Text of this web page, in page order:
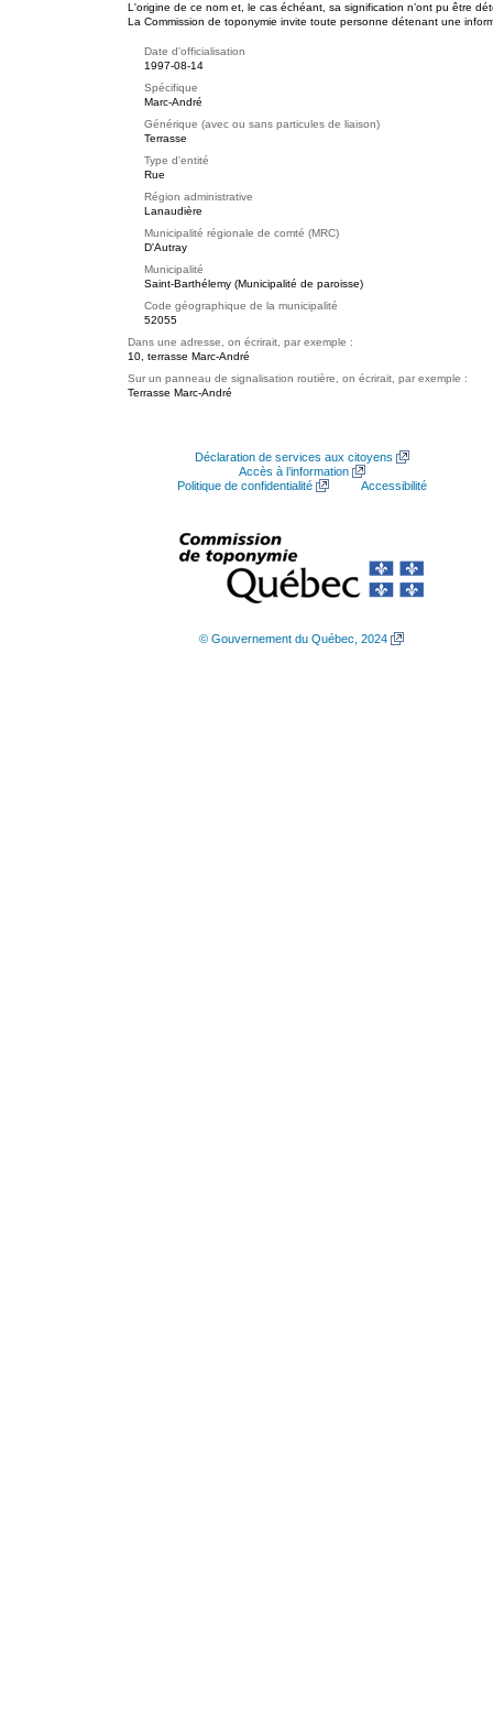
L'origine de ce nom et, le cas échéant, sa signification n’ont pu être
La Commission de toponymie invite toute personne détenant une
Date d'officialisation
1997-08-14
Spécifique
Marc-André
Générique (avec ou sans particules de liaison)
Terrasse
Type d'entité
Rue
Région administrative
Lanaudière
Municipalité régionale de comté (MRC)
D'Autray
Municipalité
Saint-Barthélemy (Municipalité de paroisse)
Code géographique de la municipalité
52055
Dans une adresse, on écrirait, par exemple :
10, terrasse Marc-André
Sur un panneau de signalisation routière, on écrirait, par exemple :
Terrasse Marc-André
Déclaration de services aux citoyens
Accès à l’information
Politique de confidentialité
Accessibilité
© Gouvernement du Québec, 2024